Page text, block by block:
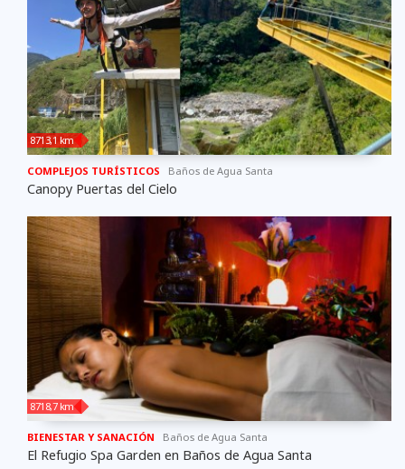
8713,1 km
COMPLEJOS TURÍSTICOS Baños de Agua Santa
Canopy Puertas del Cielo
8718,7 km
BIENESTAR Y SANACIÓN Baños de Agua Santa
El Refugio Spa Garden en Baños de Agua Santa